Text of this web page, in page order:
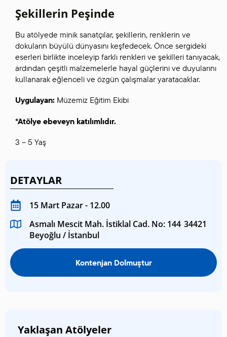
Şekillerin Peşinde
Bu atölyede minik sanatçılar, şekillerin, renklerin ve
dokuların büyülü dünyasını keşfedecek. Önce sergideki
eserleri birlikte inceleyip farklı renkleri ve şekilleri tanıyacak,
ardından çeşitli malzemelerle hayal güçlerini ve duyularını
kullanarak eğlenceli ve özgün çalışmalar yaratacaklar.
Uygulayan: Müzemiz Eğitim Ekibi
*Atölye ebeveyn katılımlıdır.
3 – 5 Yaş
DETAYLAR
15 Mart Pazar - 12.00
Asmalı Mescit Mah. İstiklal Cad. No: 144 34421
Beyoğlu / İstanbul
Kontenjan Dolmuştur
Yaklaşan Atölyeler